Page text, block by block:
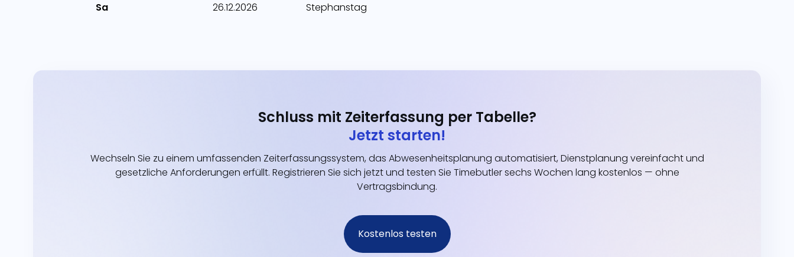
Sa
26.12.2026 Stephanstag
Schluss mit Zeiterfassung per Tabelle?
Jetzt starten!
Wechseln Sie zu einem umfassenden Zeiterfassungssystem, das Abwesenheitsplanung automatisiert, Dienstplanung vereinfacht und
gesetzliche Anforderungen erfüllt. Registrieren Sie sich jetzt und testen Sie Timebutler sechs Wochen lang kostenlos — ohne
Vertragsbindung.
Kostenlos testen